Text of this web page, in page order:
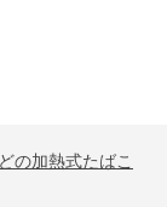
の加熱式たばこ